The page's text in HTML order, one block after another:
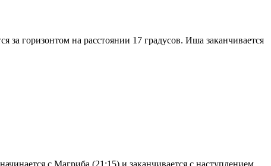
за горизонтом на расстоянии 17 градусов. Иша заканчивается